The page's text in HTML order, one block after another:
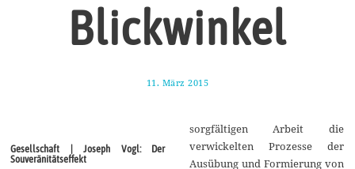
Blickwinkel
11. März 2015
ä
z
2
Gesellschaft | Joseph Vogl: Der
Souveränitätseffekt
sorgfältigen Arbeit die
verwickelten Prozesse der
Ausübung und Formierung von